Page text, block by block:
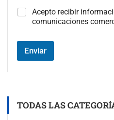
C
a
3
p
i
Acepto recibir
comunicaciones
Enviar
TODAS LAS